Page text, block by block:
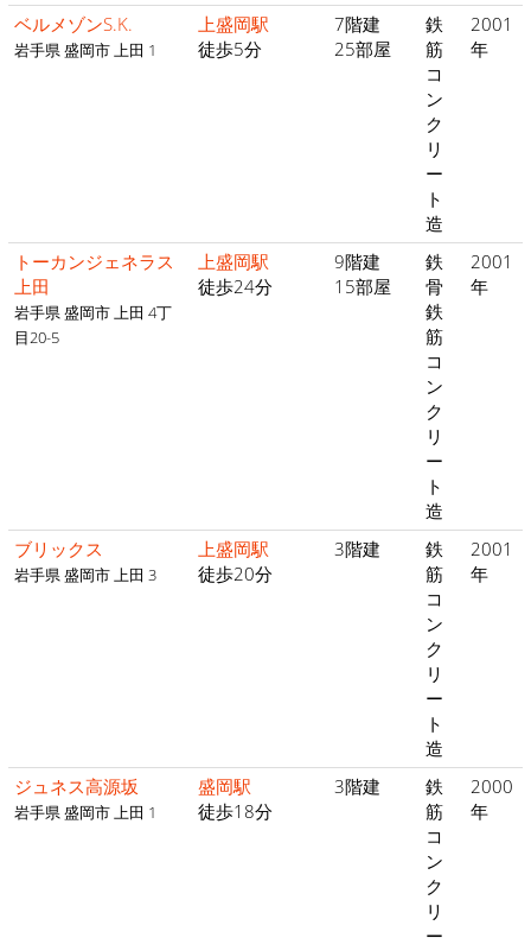
ベルメゾンS.K.
岩手県 盛岡市 上田 1
上盛岡駅
徒歩5分
7階建
25部屋
鉄
筋
コ
ン
ク
リ
ー
ト
造
2001
年
トーカンジェネラス
上田
岩手県 盛岡市 上田 4丁
目20-5
上盛岡駅
徒歩24分
9階建
15部屋
鉄
骨
鉄
筋
コ
ン
ク
リ
ー
ト
造
2001
年
ブリックス
岩手県 盛岡市 上田 3
上盛岡駅
徒歩20分
3階建
鉄
筋
コ
ン
ク
リ
ー
ト
造
2001
年
ジュネス高源坂
岩手県 盛岡市 上田 1
盛岡駅
徒歩18分
3階建
鉄
筋
コ
ン
ク
リ
2000
年